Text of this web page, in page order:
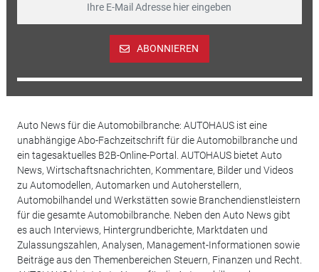
ABONNIEREN
Auto News für die Automobilbranche: AUTOHAUS ist eine
unabhängige Abo-Fachzeitschrift für die Automobilbranche und
ein tagesaktuelles B2B-Online-Portal. AUTOHAUS bietet Auto
News, Wirtschaftsnachrichten, Kommentare, Bilder und Videos
zu Automodellen, Automarken und Autoherstellern,
Automobilhandel und Werkstätten sowie Branchendienstleistern
für die gesamte Automobilbranche. Neben den Auto News gibt
es auch Interviews, Hintergrundberichte, Marktdaten und
Zulassungszahlen, Analysen, Management-Informationen sowie
Beiträge aus den Themenbereichen Steuern, Finanzen und Recht.